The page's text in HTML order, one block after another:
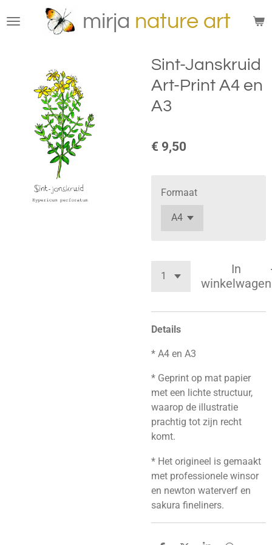
direct
hoofdinhoud
mirja nature art
Sint-Janskruid
Art-Print A4 en
A3
€ 9,50
Formaat
In
winkelwagen
Details
* A4 en A3
* Geprint op mat papier
met een lichte structuur,
waarop de illustratie
prachtig tot zijn recht
komt.
* Het origineel is gemaakt
met professionele winsor
en newton waterverf en
sakura fineliners.